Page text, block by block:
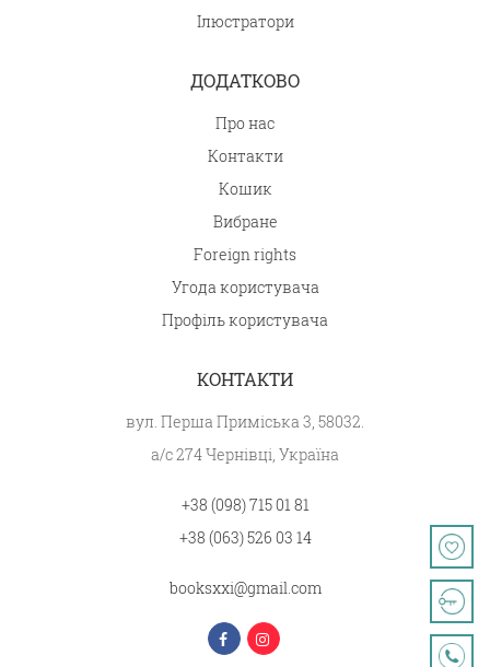
Ілюстратори
ДОДАТКОВО
Про нас
Контакти
Кошик
Вибране
Foreign rights
Угода користувача
Профіль користувача
КОНТАКТИ
вул. Перша Приміська 3, 58032.
а/с 274 Чернівці, Україна
+38 (098) 715 01 81
+38 (063) 526 03 14
booksxxi@gmail.com